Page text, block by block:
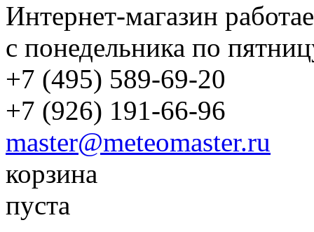
Интернет-магазин
с понедельника по
+7 (495) 589-69-20
+7 (926) 191-66-96
master@meteomaster.ru
корзина
пуста